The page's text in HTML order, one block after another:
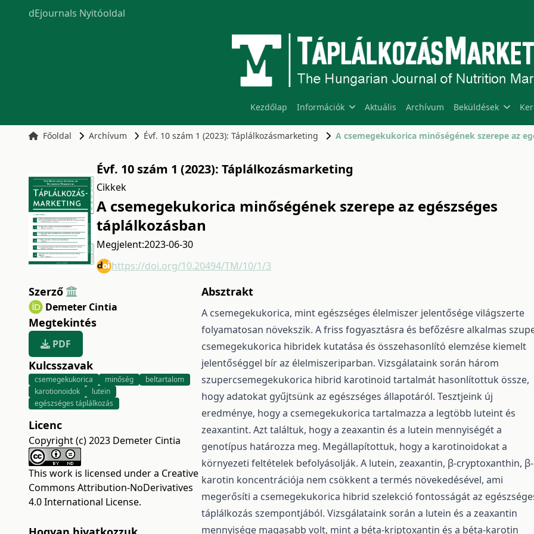
dEjournals Nyitóoldal
Kezdőlap Információk Aktuális Archívum Beküldések
Főoldal Archívum Évf. 10 szám 1 (2023): Táplálkozásmarketing
Évf. 10 szám 1 (2023): Táplálkozásmarketing
Cikkek
A csemegekukorica minőségének szerepe az egészséges
táplálkozásban
Megjelent:2023-06-30
https://doi.org/10.20494/TM/10/1/3
Szerző
Demeter Cintia
Megtekintés
PDF
Kulcsszavak
csemegekukorica minőség
beltartalom
karotionoidok
lutein
egészséges táplálkozás
Licenc
Copyright (c) 2023 Demeter Cintia
This work is licensed under a Creative
Commons Attribution-NoDerivatives
4.0 International License.
Absztrakt
A csemegekukorica, mint egészséges élelmiszer jelentősége világszerte
folyamatosan növekszik. A friss fogyasztásra és befőzésre alkalmas
csemegekukorica hibridek kutatása és összehasonlító elemzése kiemelt
jelentőséggel bír az élelmiszeriparban. Vizsgálataink során három
szupercsemegekukorica hibrid karotinoid tartalmát hasonlítottuk össze,
hogy adatokat gyűjtsünk az egészséges állapotáról. Tesztjeink új
eredménye, hogy a csemegekukorica tartalmazza a legtöbb luteint és
zeaxantint. Azt találtuk, hogy a zeaxantin és a lutein mennyiségét a
genotípus határozza meg. Megállapítottuk, hogy a karotinoidokat a
környezeti feltételek befolyásolják. A lutein, zeaxantin, β-cryptoxanthin, β-
karotin koncentrációja nem csökkent a termés növekedésével, ami
megerősíti a csemegekukorica hibrid szelekció fontosságát az
táplálkozás szempontjából. Vizsgálataink során a lutein és a zeaxantin
mennyisége magasabb volt, mint a béta-kriptoxantin és a béta-karotin